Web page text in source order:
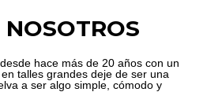
NOSOTROS
hace más de 20 años con un
talles grandes deje de ser una
a ser algo simple, cómodo y